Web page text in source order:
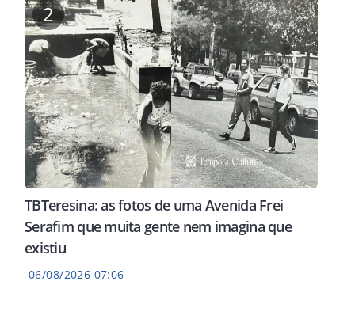
2
TBTeresina: as fotos de uma Avenida Frei
Serafim que muita gente nem imagina que
existiu
06/08/2026 07:06